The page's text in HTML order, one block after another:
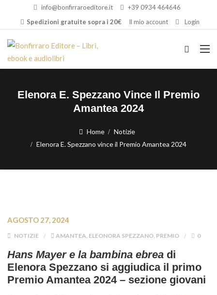
info@bonfirraroeditore.it
+39 0934 464646
Spedizioni gratuite sopra i 20€
Il mio account Login
Elenora E. Spezzano Vince Il Premio
Amantea 2024
Home
Notizie
Elenora E. Spezzano vince il Premio Amantea 2024
AGOSTO 27, 2024
NOTIZIE AMANTEA, ELEONORA SPEZZANO, PREMIO 0
Hans Mayer e la bambina ebrea di
Elenora Spezzano si aggiudica il primo
Premio Amantea 2024– sezione giovani